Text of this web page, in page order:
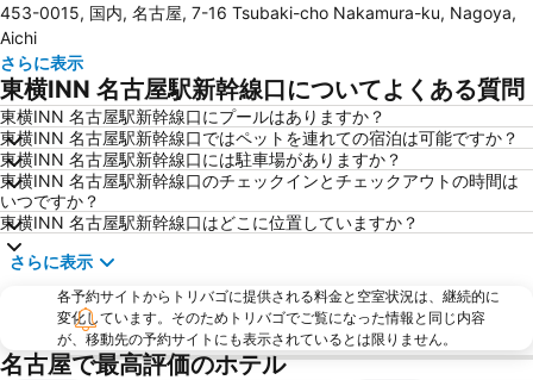
東岡崎駅
名古屋港水族館
名古屋城
近鉄四日市駅
ポートメッセ名古屋
中村区
千種区
東山動植物園
岡崎駅
熱田神宮
犬山駅
千種駅
久屋大通駅
大須観音駅
名古屋港
鶴舞駅
小牧駅
日本ガイシ スポーツプラザ
丸の内駅
名古屋飛行場
453-0015, 国内, 名古屋, 7-16 Tsubaki-cho Nakamura-ku, Nagoya,
Aichi
さらに表示
東横INN 名古屋駅新幹線口についてよくある質問
東横INN 名古屋駅新幹線口にプールはありますか？
東横INN 名古屋駅新幹線口ではペットを連れての宿泊は可能ですか？
東横INN 名古屋駅新幹線口には駐車場がありますか？
東横INN 名古屋駅新幹線口のチェックインとチェックアウトの時間は
いつですか？
東横INN 名古屋駅新幹線口はどこに位置していますか？
さらに表示
各予約サイトからトリバゴに提供される料金と空室状況は、継続的に
変化しています。そのためトリバゴでご覧になった情報と同じ内容
が、移動先の予約サイトにも表示されているとは限りません。
名古屋で最高評価のホテル